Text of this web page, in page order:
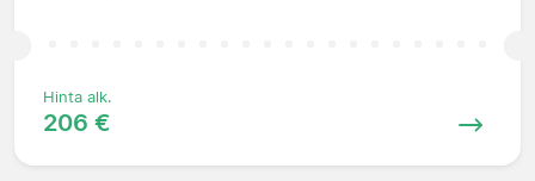
Hinta alk.
206 €